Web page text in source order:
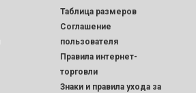
Таблица размеров
Соглашение
пользователя
Правила интернет-
торговли
Знаки и правила ухода за